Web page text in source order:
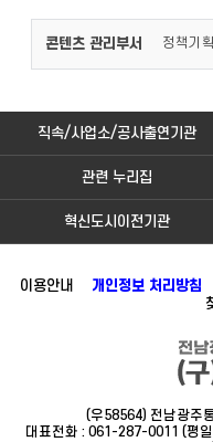
콘텐츠 관리부서 정책기
직속/사업소/공사출연기관
관련 누리집
혁신도시이전기관
이용안내 개인정보 처리방침
(우58564) 전남광주
대표전화 : 061-287-0011 (평